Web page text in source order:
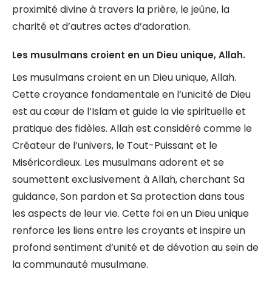
proximité divine à travers la prière, le jeûne, la
charité et d’autres actes d’adoration.
Les musulmans croient en un Dieu unique, Allah.
Les musulmans croient en un Dieu unique, Allah.
Cette croyance fondamentale en l’unicité de Dieu
est au cœur de l’Islam et guide la vie spirituelle et
pratique des fidèles. Allah est considéré comme le
Créateur de l’univers, le Tout-Puissant et le
Miséricordieux. Les musulmans adorent et se
soumettent exclusivement à Allah, cherchant Sa
guidance, Son pardon et Sa protection dans tous
les aspects de leur vie. Cette foi en un Dieu unique
renforce les liens entre les croyants et inspire un
profond sentiment d’unité et de dévotion au sein de
la communauté musulmane.